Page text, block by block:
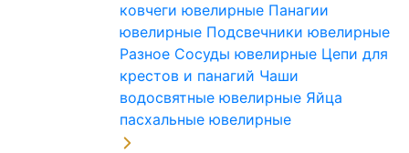
ковчеги ювелирные Панагии
ювелирные Подсвечники ювелирные
Разное Сосуды ювелирные Цепи для
крестов и панагий Чаши
водосвятные ювелирные Яйца
пасхальные ювелирные